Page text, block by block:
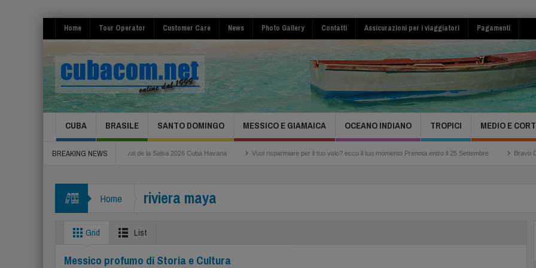
Home Tour Operator Customer Care News Photo Gallery Contatti Assicurazioni per i viaggiatori Pagamenti
CUBA BRASILE SANTO DOMINGO MESSICO E GIAMAICA OCEANO INDIANO TROPICI MEDIO E
BREAKING NEWS
Festival de la Salsa 2026 Cuba Havana Vuoi risparmiare per il tuo volo? ecco il tuo momento Prenota entro il 25 Settembre Bravo Club Viva
Home riviera maya
Grid List
Messico profumo di Storia e Cultura